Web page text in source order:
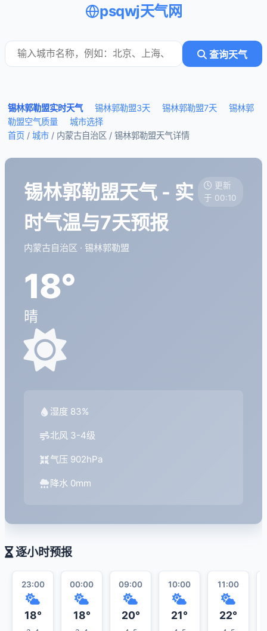
psqwj天气网
查询天气
锡林郭勒盟实时天气 锡林郭勒盟3天 锡林郭勒盟7天
锡林郭
勒盟空气质量
城市选择
首页 / 城市 / 内蒙古自治区 / 锡林郭勒盟天气详情
锡林郭勒盟天气 - 实
时气温与7天预报
内蒙古自治区 · 锡林郭勒盟
更新
于 00:10
18°
晴
湿度 83%
北风 3-4级
气压 902hPa
降水 0mm
逐小时预报
23:00
18°
00:00
18°
09:00
20°
10:00
21°
11:00
22°